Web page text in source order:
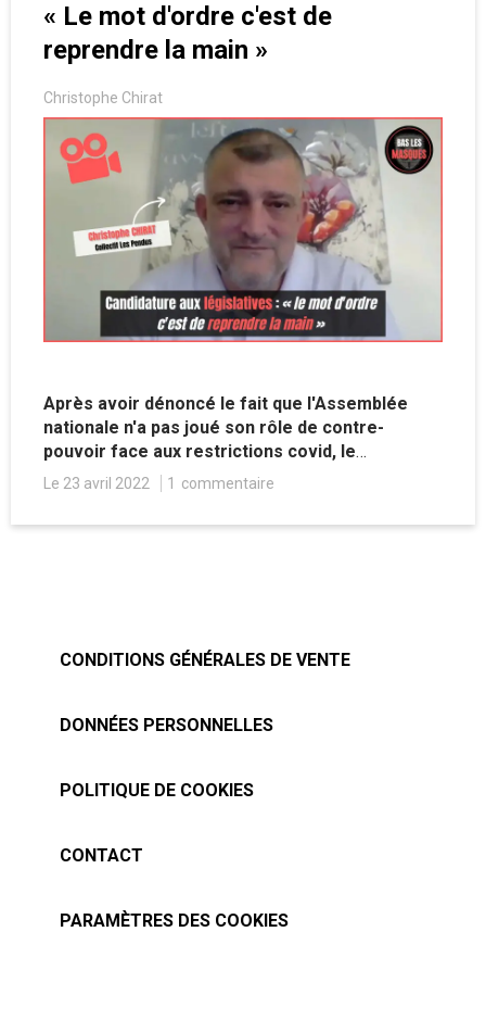
« Le mot d'ordre c'est de
reprendre la main »
Christophe Chirat
Après avoir dénoncé le fait que l'Assemblée
nationale n'a pas joué son rôle de contre-
pouvoir face aux restrictions covid, le
restaurateur Christophe Chirat, a décidé, avec
candidat aux prochaines élections législatives.
Le 23 avril 2022 1 commentaire
CONDITIONS GÉNÉRALES DE VENTE
DONNÉES PERSONNELLES
POLITIQUE DE COOKIES
CONTACT
PARAMÈTRES DES COOKIES